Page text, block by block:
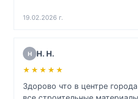
19.02.2026 г.
Н Н. Н.
★★★★★
★★★★★
Здорово что в центре